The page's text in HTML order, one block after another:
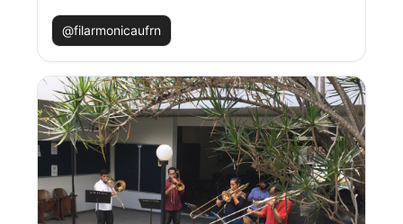
@filarmonicaufrn